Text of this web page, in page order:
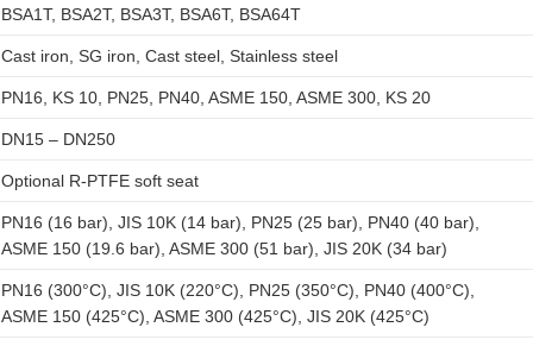
BSA1T, BSA2T, BSA3T, BSA6T, BSA64T
Cast iron, SG iron, Cast steel, Stainless steel
PN16, KS 10, PN25, PN40, ASME 150, ASME 300, KS 20
DN15 – DN250
Optional R-PTFE soft seat
PN16 (16 bar), JIS 10K (14 bar), PN25 (25 bar), PN40 (40 bar),
ASME 150 (19.6 bar), ASME 300 (51 bar), JIS 20K (34 bar)
PN16 (300°C), JIS 10K (220°C), PN25 (350°C), PN40 (400°C),
ASME 150 (425°C), ASME 300 (425°C), JIS 20K (425°C)